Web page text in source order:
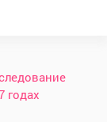
годах